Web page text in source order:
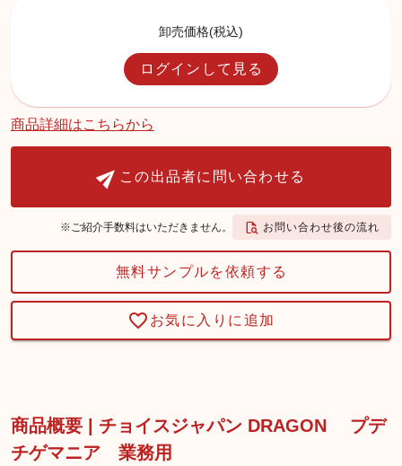
卸売価格(税込)
ログインして見る
商品詳細はこちらから
この出品者に問い合わせる
※ご紹介手数料はいただきません。 お問い合わせ後の流れ
無料サンプルを依頼する
お気に入りに追加
商品概要 | チョイスジャパン DRAGON プデ
チゲマニア 業務用